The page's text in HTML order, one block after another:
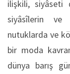
ilişkili, siyâseti
siyâsîlerin ve
nutuklarda ve
bir moda
dünya barış